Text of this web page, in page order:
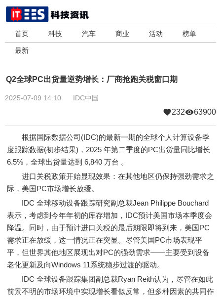
首页 科技 汽车 商业 活动 榜单
最新
Q2全球PC出货量逆势增长：厂商抢跑关税窗口期
2025-07-09 14:10 IDC中国
232 63900
根据国际数据公司(IDC)的最新一期的全球个人计算设备季
度跟踪数据(初步结果)，2025 年第二季度的PC出货量同比增长
6.5%，全球出货量达到 6,840 万台 。
进口关税政策开始显现效果：在其他地区仍保持强劲需求之
际，美国PC市场增长放缓。
IDC 全球移动设备跟踪研究副总裁Jean Philippe Bouchard
表示，考虑到今年年初的库存增加，IDC预计美国市场本季度会
降温。同时，由于预计进口关税的最后期限即将到来，美国PC
需求正在放缓，这一情况正在突显。尽管美国PC市场表现平
平，但世界其他地区展现出对PC的强劲需求——主要受到设备
老化更新及向Windows 11系统稳步过渡的驱动。
IDC 全球设备跟踪集团副总裁Ryan Reith认为，尽管在如此
前景不明的市场环境中实现增长看似反常，但多种因素的共同作